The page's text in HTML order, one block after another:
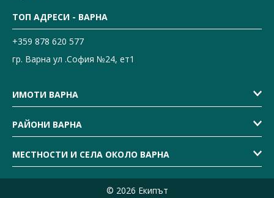
ТОП АДРЕСИ - ВАРНА
+359 878 620 577
гр. Варна ул .София №24, ет1
ИМОТИ ВАРНА
РАЙОНИ ВАРНА
МЕСТНОСТИ И СЕЛА ОКОЛО ВАРНА
© 2026 Екипът